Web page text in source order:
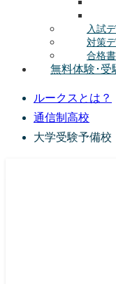
入試
対策
合格
無料体験･受
ルークスとは？
通信制高校
大学受験予備校